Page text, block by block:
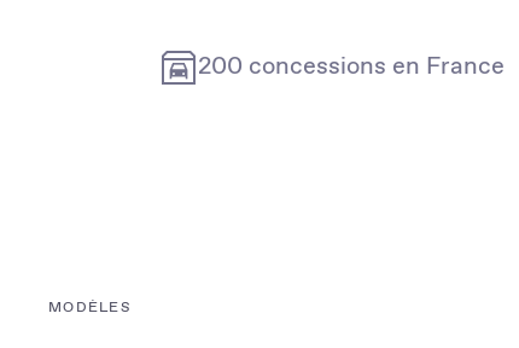
200 concessions en France
MODÈLES